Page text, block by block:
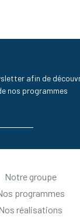
afin de
nos programmes
Notre groupe
programmes
réalisations